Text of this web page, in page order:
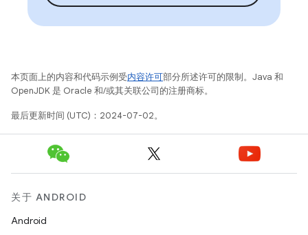
本页面上的内容和代码示例受内容许可部分所述许可的限制。Java 和
OpenJDK 是 Oracle 和/或其关联公司的注册商标。
最后更新时间 (UTC)：2024-07-02。
关于 ANDROID
Android